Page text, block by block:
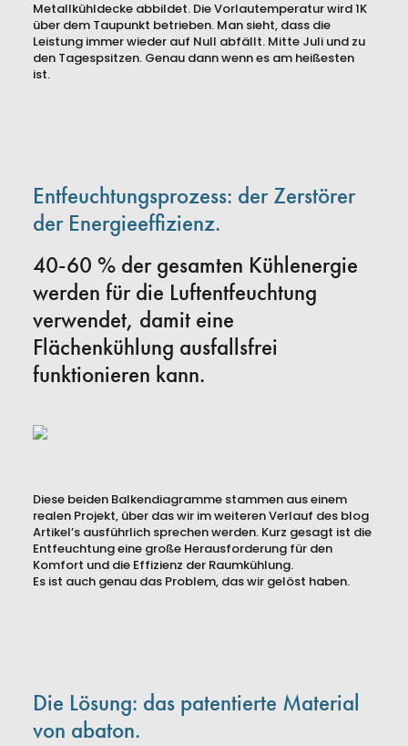
Produkte
Metallkühldecke abbildet. Die Vorlautemperatur wird 1K
über dem Taupunkt betrieben. Man sieht, dass die
Leistung immer wieder auf Null abfällt. Mitte Juli und zu
den Tagespsitzen. Genau dann wenn es am heißesten
ist.
Entfeuchtungsprozess: der Zerstörer
der Energieeffizienz.
40-60 % der gesamten Kühlenergie
werden für die Luftentfeuchtung
verwendet, damit eine
Flächenkühlung ausfallsfrei
funktionieren kann.
Diese beiden Balkendiagramme stammen aus einem
realen Projekt, über das wir im weiteren Verlauf des blog
Artikel’s ausführlich sprechen werden. Kurz gesagt ist die
Entfeuchtung eine große Herausforderung für den
Komfort und die Effizienz der Raumkühlung.
Es ist auch genau das Problem, das wir gelöst haben.
Die Lösung: das patentierte Material
von abaton.